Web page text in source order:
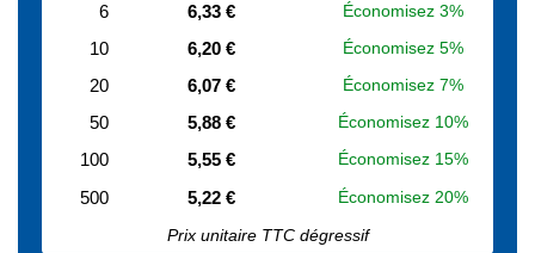
6
6,33 € Économisez 3%
10 6,20 € Économisez 5%
20 6,07 € Économisez 7%
50 5,88 € Économisez 10%
100 5,55 € Économisez 15%
500 5,22 €
Économisez 20%
Prix unitaire TTC dégressif